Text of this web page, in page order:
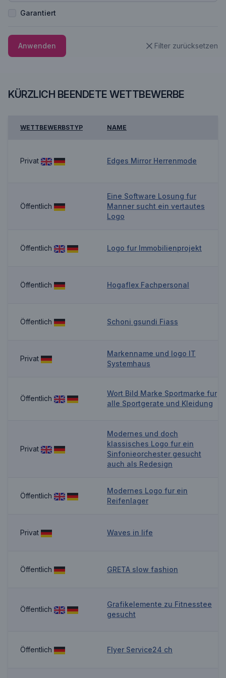
Garantiert
Anwenden Filter zurücksetzen
KÜRZLICH BEENDETE WETTBEWERBE
WETTBEWERBSTYP NAME
Privat Edges Mirror Herrenmode
Öffentlich
Eine Software Losung fur
Manner sucht ein vertautes
Logo
Öffentlich Logo fur Immobilienprojekt
Öffentlich Hogaflex Fachpersonal
Öffentlich Schoni gsundi Fiass
Privat
Markenname und logo IT
Systemhaus
Öffentlich
Wort Bild Marke Sportmarke fur
alle Sportgerate und Kleidung
Privat
Modernes und doch
klassisches Logo fur ein
Sinfonieorchester gesucht
auch als Redesign
Öffentlich
Modernes Logo fur ein
Reifenlager
Privat Waves in life
Öffentlich GRETA slow fashion
Öffentlich
Grafikelemente zu Fitnesstee
gesucht
Öffentlich Flyer Service24 ch